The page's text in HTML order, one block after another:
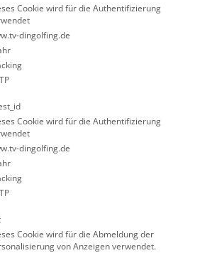
Cookie wird für die Authentifizierung
dingolfing.de
Cookie wird für die Authentifizierung
dingolfing.de
Cookie wird für die Abmeldung der
von Anzeigen verwendet.